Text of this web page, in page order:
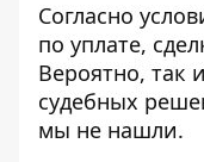
Согласно
по уплате,
Вероятно, так
судебных
мы не нашли.